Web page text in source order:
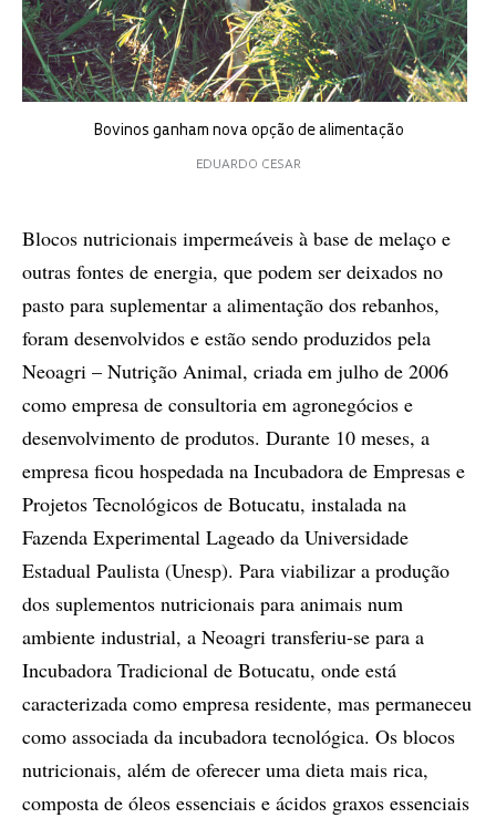
Bovinos ganham nova opção de alimentação
EDUARDO CESAR
Blocos nutricionais impermeáveis à base de melaço e
outras fontes de energia, que podem ser deixados no
pasto para suplementar a alimentação dos rebanhos,
foram desenvolvidos e estão sendo produzidos pela
Neoagri – Nutrição Animal, criada em julho de 2006
como empresa de consultoria em agronegócios e
desenvolvimento de produtos. Durante 10 meses, a
empresa ficou hospedada na Incubadora de Empresas e
Projetos Tecnológicos de Botucatu, instalada na
Fazenda Experimental Lageado da Universidade
Estadual Paulista (Unesp). Para viabilizar a produção
dos suplementos nutricionais para animais num
ambiente industrial, a Neoagri transferiu-se para a
Incubadora Tradicional de Botucatu, onde está
caracterizada como empresa residente, mas permaneceu
como associada da incubadora tecnológica. Os blocos
nutricionais, além de oferecer uma dieta mais rica,
composta de óleos essenciais e ácidos graxos essenciais